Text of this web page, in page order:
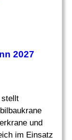
2027
stellt
und
im Einsatz